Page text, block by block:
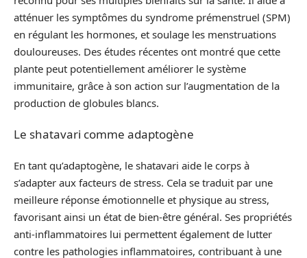
atténuer les symptômes du syndrome prémenstruel (SPM)
en régulant les hormones, et soulage les menstruations
douloureuses. Des études récentes ont montré que cette
plante peut potentiellement améliorer le système
immunitaire, grâce à son action sur l’augmentation de la
production de globules blancs.
Le shatavari comme adaptogène
En tant qu’adaptogène, le shatavari aide le corps à
s’adapter aux facteurs de stress. Cela se traduit par une
meilleure réponse émotionnelle et physique au stress,
favorisant ainsi un état de bien-être général. Ses propriétés
anti-inflammatoires lui permettent également de lutter
contre les pathologies inflammatoires, contribuant à une